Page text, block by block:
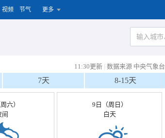
视频 节气 更多
11:30更新 | 数据来源 中央气象台
7天 8-15天
六）
间
9日（周日）
白天